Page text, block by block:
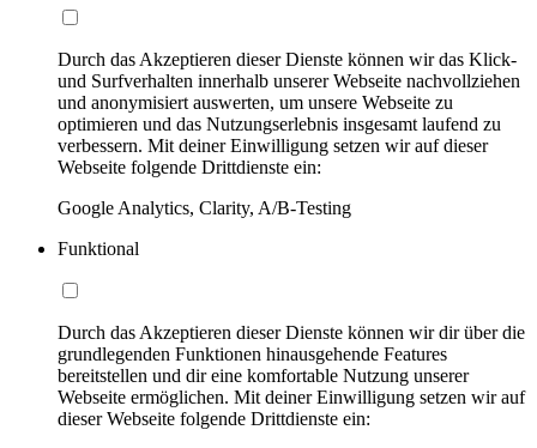
Durch das Akzeptieren dieser Dienste können wir das Klick-
und Surfverhalten innerhalb unserer Webseite nachvollziehen
und anonymisiert auswerten, um unsere Webseite zu
optimieren und das Nutzungserlebnis insgesamt laufend zu
verbessern. Mit deiner Einwilligung setzen wir auf dieser
Webseite folgende Drittdienste ein:
Google Analytics, Clarity, A/B-Testing
Funktional
Durch das Akzeptieren dieser Dienste können wir dir über die
grundlegenden Funktionen hinausgehende Features
bereitstellen und dir eine komfortable Nutzung unserer
Webseite ermöglichen. Mit deiner Einwilligung setzen wir auf
dieser Webseite folgende Drittdienste ein: